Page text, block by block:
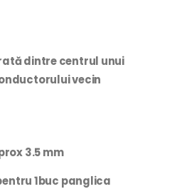
dintre centrul unui
vecin
3.5 mm
1buc panglica